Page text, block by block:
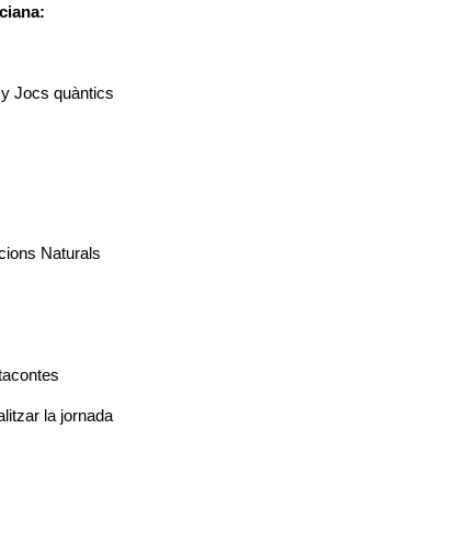
Jocs quàntics
Naturals
la jornada